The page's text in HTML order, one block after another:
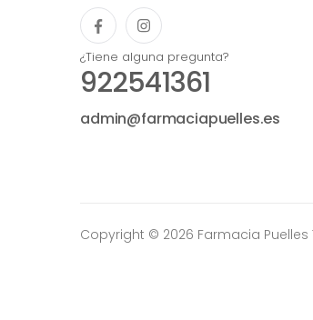
¿Tiene alguna pregunta?
922541361
admin@farmaciapuelles.es
Copyright © 2026 Farmacia Puelles